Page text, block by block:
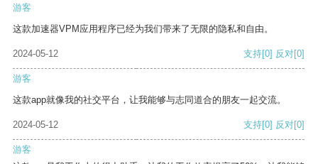
游客
这款加速器VPM应用程序已经为我们带来了无限的隐私和自由。
2024-05-12 支持[0] 反对[0]
游客
这款app就像我的社交平台，让我能够与志同道合的朋友一起交流。
2024-05-12 支持[0] 反对[0]
游客